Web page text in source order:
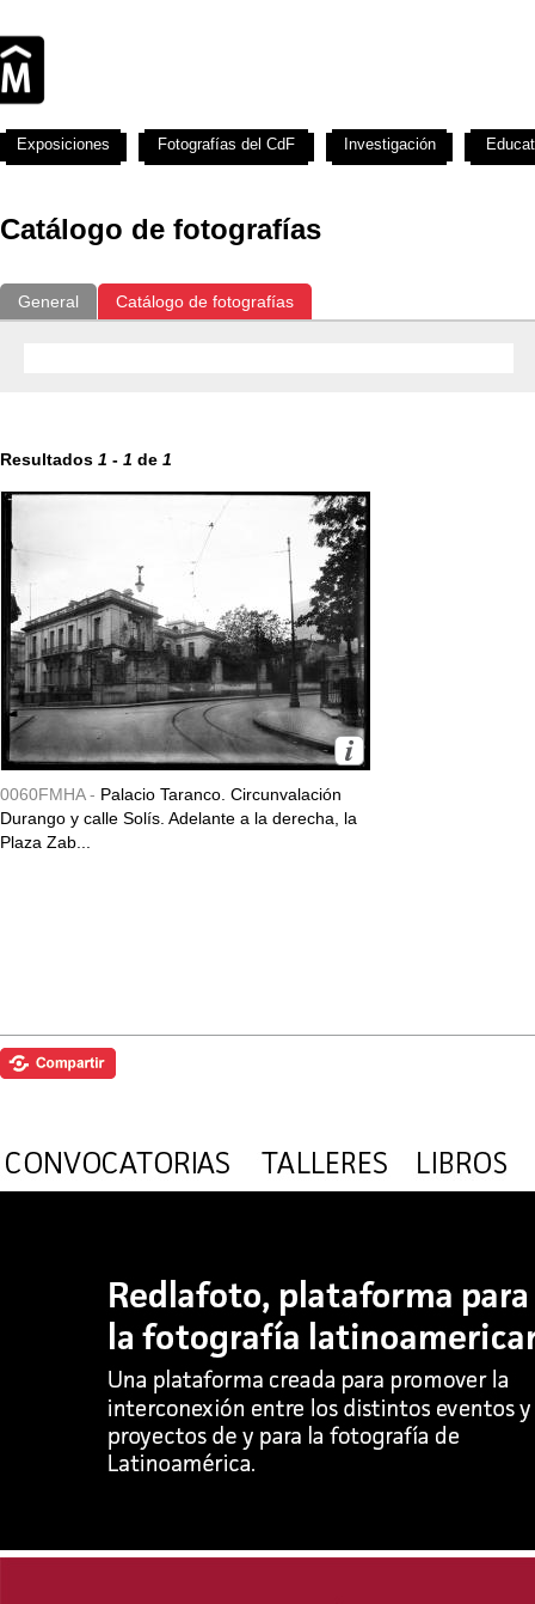
Catálogo de fotografías
General Catálogo de fotografías
Resultados 1 - 1 de 1
0060FMHA - Palacio Taranco. Circunvalación
Durango y calle Solís. Adelante a la derecha, la
Plaza Zab...
Exposiciones Fotografías del CdF Investigación